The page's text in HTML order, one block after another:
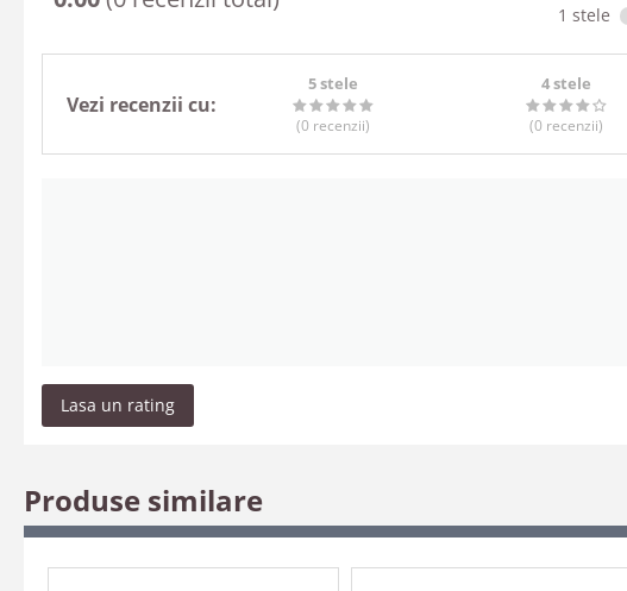
1 stele
Vezi recenzii cu:
5 stele
(0 recenzii)
4 stele
(0 recenzii)
Lasa un rating
Produse similare